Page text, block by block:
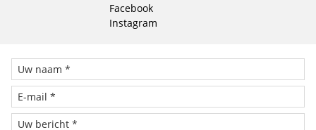
Facebook
Instagram